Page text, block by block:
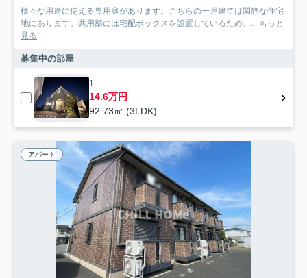
様々な用途に使える専用庭があります。こちらの一戸建ては閑静な住宅
地にあります。共用部には宅配ボックスを設置しているため、... もっと
見る
募集中の部屋
1
14.6万円
92.73㎡ (3LDK)
アパート